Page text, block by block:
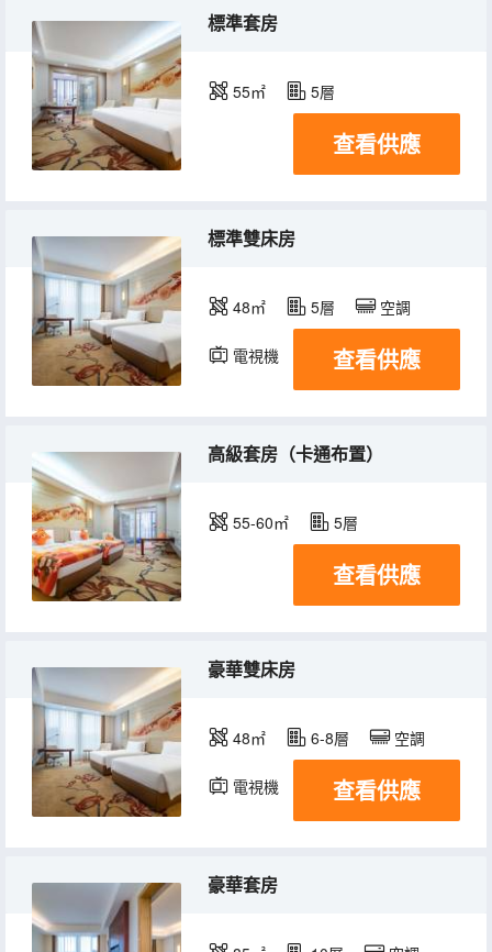
標準套房
55㎡ 5層
查看供應
標準雙床房
48㎡ 5層 空調
電視機 查看供應
高級套房（卡通布置）
55-60㎡ 5層
查看供應
豪華雙床房
48㎡ 6-8層 空調
電視機 查看供應
豪華套房